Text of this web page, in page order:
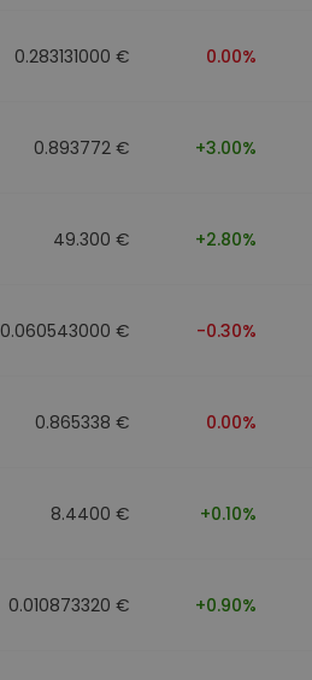
0.283131000 € 0.00%
0.893772 € +3.00%
49.300 € +2.80%
0.060543000 € -0.30%
0.865338 € 0.00%
8.4400 € +0.10%
0.010873320 € +0.90%